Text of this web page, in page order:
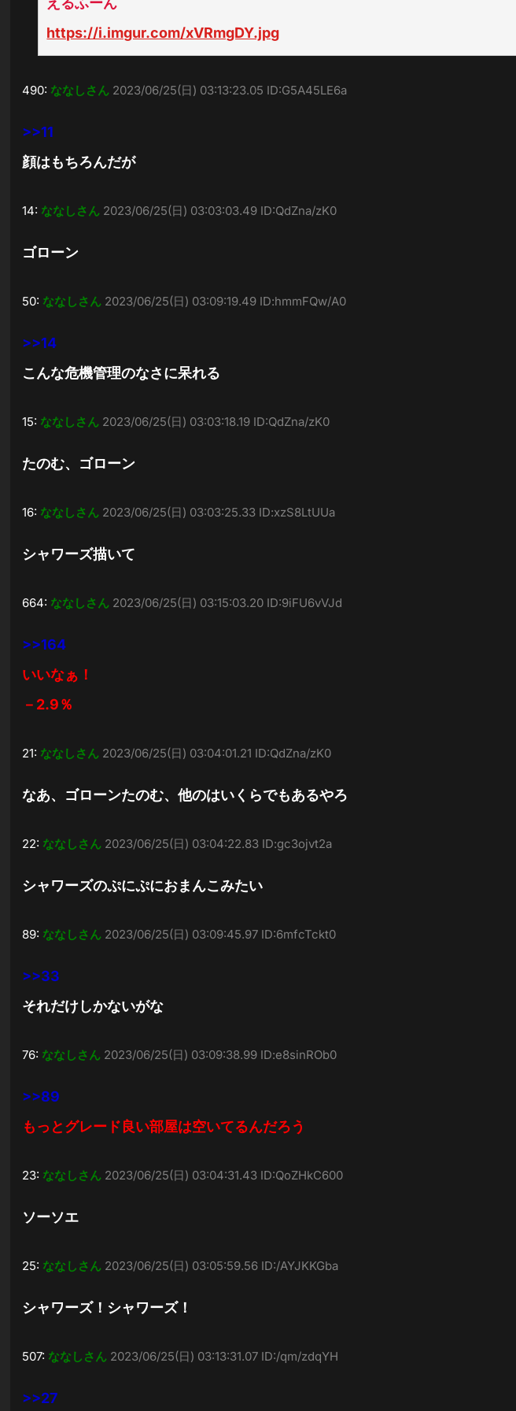
https://i.imgur.com/xVRmgDY.jpg
490: ななしさん 2023/06/25(日) 03:13:23.05 ID:G5A45LE6a
>>11
顔はもちろんだが
14: ななしさん 2023/06/25(日) 03:03:03.49 ID:QdZna/zK0
ゴローン
50: ななしさん 2023/06/25(日) 03:09:19.49 ID:hmmFQw/A0
>>14
こんな危機管理のなさに呆れる
15: ななしさん 2023/06/25(日) 03:03:18.19 ID:QdZna/zK0
たのむ、ゴローン
16: ななしさん 2023/06/25(日) 03:03:25.33 ID:xzS8LtUUa
シャワーズ描いて
664: ななしさん 2023/06/25(日) 03:15:03.20 ID:9iFU6vVJd
>>164
いいなぁ！
－2.9％
21: ななしさん 2023/06/25(日) 03:04:01.21 ID:QdZna/zK0
なあ、ゴローンたのむ、他のはいくらでもあるやろ
22: ななしさん 2023/06/25(日) 03:04:22.83 ID:gc3ojvt2a
シャワーズのぷにぷにおまんこみたい
89: ななしさん 2023/06/25(日) 03:09:45.97 ID:6mfcTckt0
>>33
それだけしかないがな
76: ななしさん 2023/06/25(日) 03:09:38.99 ID:e8sinROb0
>>89
もっとグレード良い部屋は空いてるんだろう
23: ななしさん 2023/06/25(日) 03:04:31.43 ID:QoZHkC600
ソーソエ
25: ななしさん 2023/06/25(日) 03:05:59.56 ID:/AYJKKGba
シャワーズ！シャワーズ！
507: ななしさん 2023/06/25(日) 03:13:31.07 ID:/qm/zdqYH
>>27